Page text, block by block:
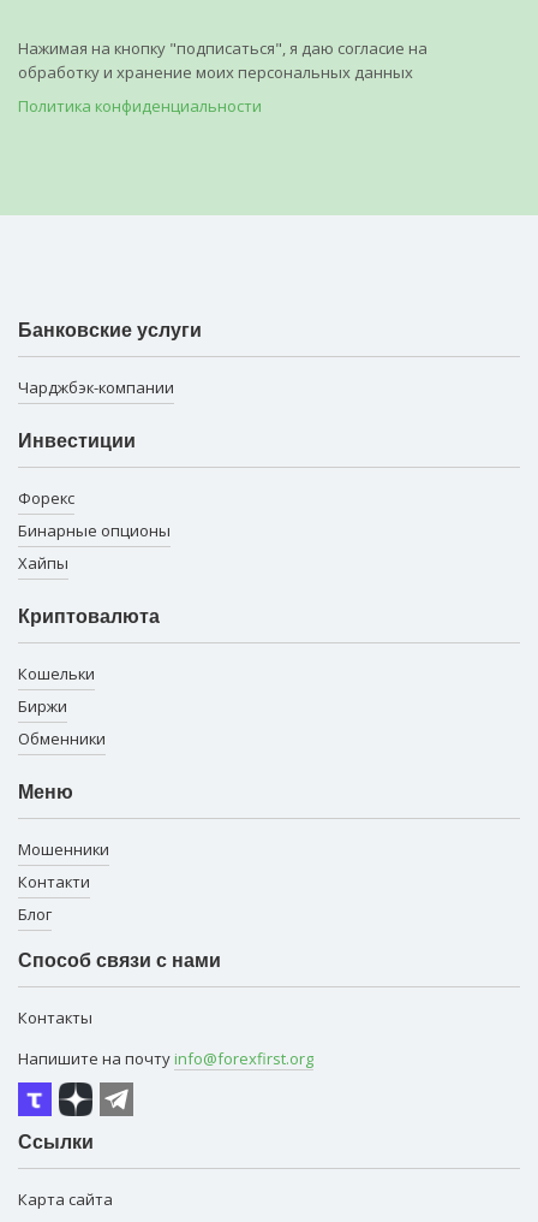
Нажимая на кнопку "подписаться", я даю согласие на
обработку и хранение моих персональных данных
Политика конфиденциальности
Банковские услуги
Чарджбэк-компании
Инвестиции
Форекс
Бинарные опционы
Хайпы
Криптовалюта
Кошельки
Биржи
Обменники
Меню
Мошенники
Контакти
Блог
Способ связи с нами
Контакты
Напишите на почту info@forexfirst.org
Ссылки
Карта сайта